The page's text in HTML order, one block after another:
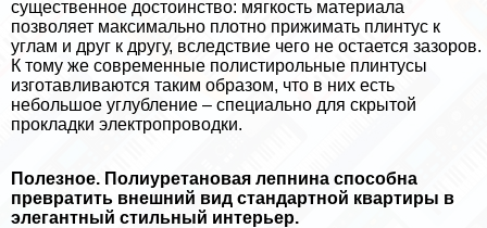
существенное достоинство: мягкость материала
позволяет максимально плотно прижимать плинтус к
углам и друг к другу, вследствие чего не остается зазоров.
К тому же современные полистирольные плинтусы
изготавливаются таким образом, что в них есть
небольшое углубление – специально для скрытой
прокладки электропроводки.
Полезное. Полиуретановая лепнина способна
превратить внешний вид стандартной квартиры в
элегантный стильный интерьер.